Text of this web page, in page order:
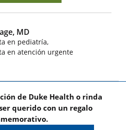
destacados
MD
en pediatría,
en atención urgente
de Duke Health o rinda
querido con un regalo